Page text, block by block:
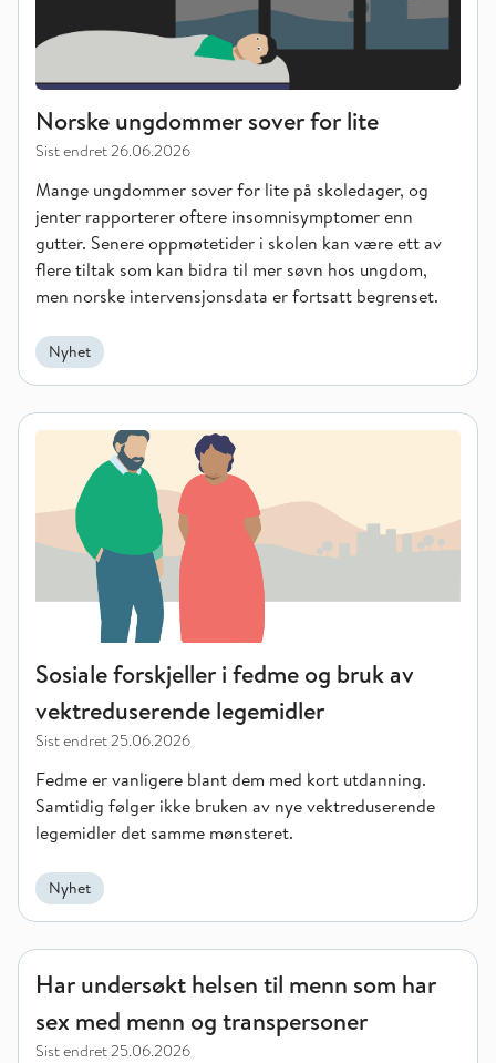
Norske ungdommer sover for lite
Sist endret26.06.2026
Mange ungdommer sover for lite på skoledager, og
jenter rapporterer oftere insomnisymptomer enn
gutter. Senere oppmøtetider i skolen kan være ett av
flere tiltak som kan bidra til mer søvn hos ungdom,
men norske intervensjonsdata er fortsatt begrenset.
Nyhet
Sosiale forskjeller i fedme og bruk av vektreduserende
Sosiale forskjeller i fedme og bruk av
vektreduserende legemidler
Sist endret25.06.2026
Fedme er vanligere blant dem med kort utdanning.
Samtidig følger ikke bruken av nye vektreduserende
legemidler det samme mønsteret.
Nyhet
Har undersøkt helsen til menn som har sex med menn og
Har undersøkt helsen til menn som har
sex med menn og transpersoner
Sist endret25.06.2026